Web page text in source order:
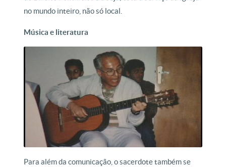
no mundo inteiro, não só local.
Música e literatura
Para além da comunicação, o sacerdote também se